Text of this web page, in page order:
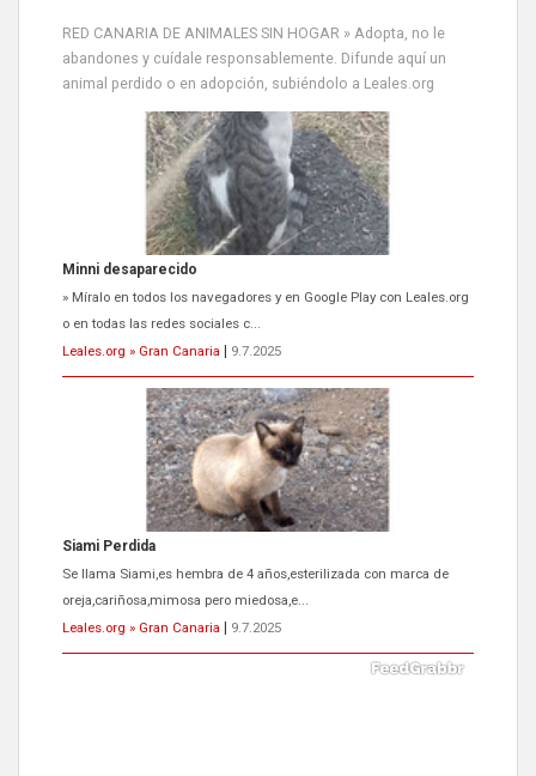
RED CANARIA DE ANIMALES SIN HOGAR » Adopta, no le
abandones y cuídale responsablemente. Difunde aquí un
animal perdido o en adopción, subiéndolo a Leales.org
Minni desaparecido
» Míralo en todos los navegadores y en Google Play con Leales.org
o en todas las redes sociales c...
Leales.org » Gran Canaria
9.7.2025
Siami Perdida
Se llama Siami,es hembra de 4 años,esterilizada con marca de
oreja,cariñosa,mimosa pero miedosa,e...
Leales.org » Gran Canaria
9.7.2025